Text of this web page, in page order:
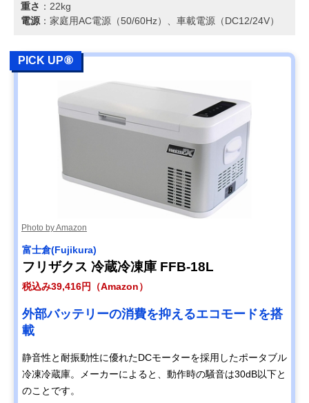
重さ ：22kg
電源：家庭用AC電源（50/60Hz）、車載電源（DC12/24V）
PICK UP⑧
Photo by Amazon
富士倉(Fujikura)
フリザクス 冷蔵冷凍庫 FFB-18L
税込み39,416円（Amazon）
外部バッテリーの消費を抑えるエコモードを搭
載
静音性と耐振動性に優れたDCモーターを採用したポータブル
冷凍冷蔵庫。メーカーによると、動作時の騒音は30dB以下と
のことです。